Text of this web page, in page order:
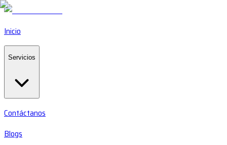
Inicio
Servicios
Contáctanos
Blogs